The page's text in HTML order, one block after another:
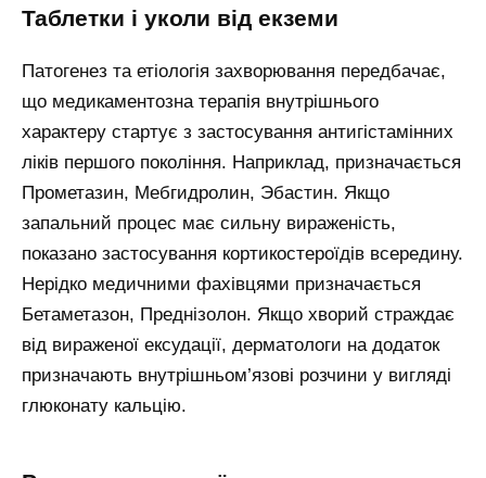
Таблетки і уколи від екземи
Патогенез та етіологія захворювання передбачає,
що медикаментозна терапія внутрішнього
характеру стартує з застосування антигістамінних
ліків першого покоління. Наприклад, призначається
Прометазин, Мебгидролин, Эбастин. Якщо
запальний процес має сильну вираженість,
показано застосування кортикостероїдів всередину.
Нерідко медичними фахівцями призначається
Бетаметазон, Преднізолон. Якщо хворий страждає
від вираженої ексудації, дерматологи на додаток
призначають внутрішньом’язові розчини у вигляді
глюконату кальцію.